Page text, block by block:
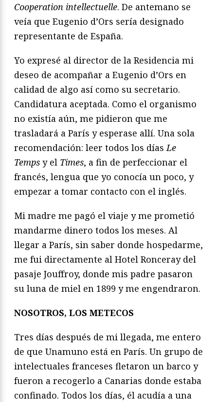
Cooperation intellectuelle. De antemano se
veía que Eugenio d’Ors sería designado
representante de España.
Yo expresé al director de la Residencia mi
deseo de acompañar a Eugenio d’Ors en
calidad de algo así como su secretario.
Candidatura aceptada. Como el organismo
no existía aún, me pidieron que me
trasladará a París y esperase allí. Una sola
recomendación: leer todos los díasLe
Temps y el Times, a fin de perfeccionar el
francés, lengua que yo conocía un poco, y
empezar a tomar contacto con el inglés.
Mi madre me pagó el viaje y me prometió
mandarme dinero todos los meses. Al
llegar a París, sin saber donde hospedarme,
me fui directamente al Hotel Ronceray del
pasaje Jouffroy, donde mis padre pasaron
su luna de miel en 1899 y me engendraron.
NOSOTROS, LOS METECOS
Tres días después de mi llegada, me entero
de que Unamuno está en París. Un grupo de
intelectuales franceses fletaron un barco y
fueron a recogerlo a Canarias donde estaba
confinado. Todos los días, él acudía a una